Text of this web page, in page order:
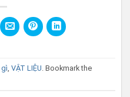
gì ,VẬT LIỆU . Bookmark the